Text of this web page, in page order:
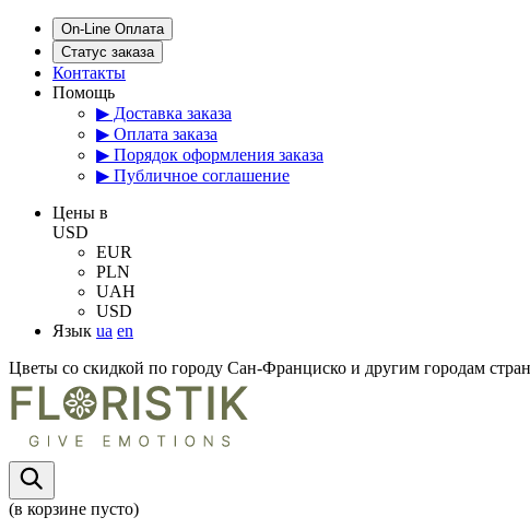
On-Line Оплата
Статус заказа
Контакты
Помощь
▶ Доставка заказа
▶ Оплата заказа
▶ Порядок оформления заказа
▶ Публичное соглашение
Цены в
USD
EUR
PLN
UAH
USD
Язык ua en
Цветы со скидкой по городу Сан-Франциско и другим городам
(в корзине пусто)